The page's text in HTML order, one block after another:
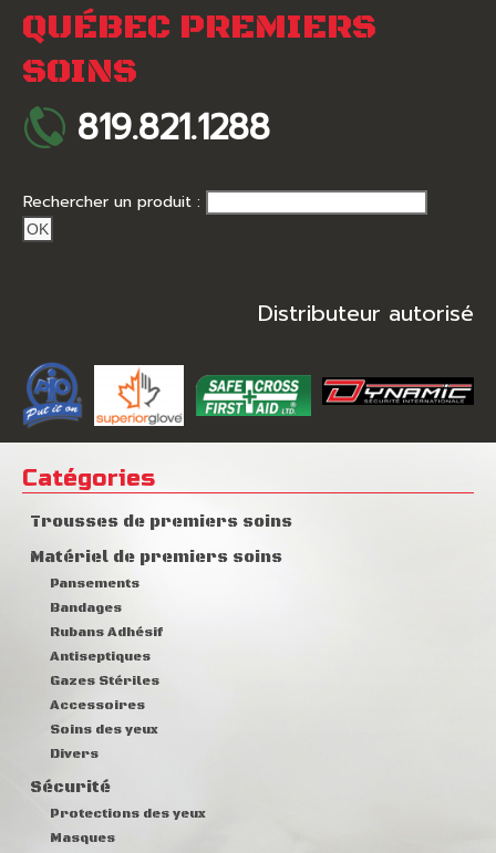
QUÉBEC PREMIERS
SOINS
819.821.1288
Rechercher un produit :
OK
Distributeur autorisé
Catégories
Trousses de premiers soins
Matériel de premiers soins
Pansements
Bandages
Rubans Adhésif
Antiseptiques
Gazes Stériles
Accessoires
Soins des yeux
Divers
Sécurité
Protections des yeux
Masques